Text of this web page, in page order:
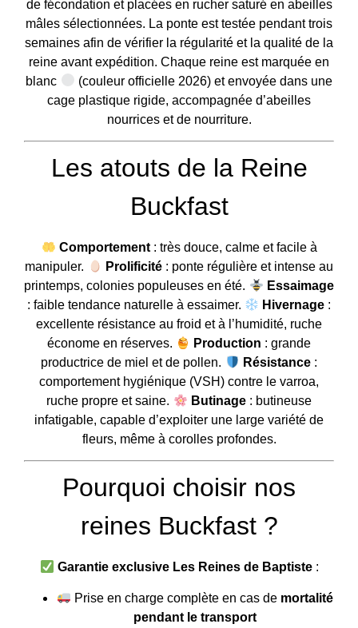
de fécondation et placées en rucher saturé en abeilles
mâles sélectionnées. La ponte est testée pendant trois
semaines afin de vérifier la régularité et la qualité de la
reine avant expédition. Chaque reine est marquée en
blanc
(couleur officielle 2026) et envoyée dans une
cage plastique rigide, accompagnée d’abeilles
nourrices et de nourriture.
Les atouts de la Reine
Buckfast
Comportement: très douce, calme et facile à
manipuler.
Prolificité: ponte régulière et intense au
printemps, colonies populeuses en été.
Essaimage
: faible tendance naturelle à essaimer.
Hivernage :
excellente résistance au froid et à l’humidité, ruche
économe en réserves.
Production : grande
productrice de miel et de pollen.
Résistance:
comportement hygiénique (VSH) contre le varroa,
ruche propre et saine.
Butinage: butineuse
infatigable, capable d’exploiter une large variété de
fleurs, même à corolles profondes.
Pourquoi choisir nos
reines Buckfast ?
Garantie exclusive Les Reines de Baptiste:
Prise en charge complète en cas de mortalité
pendant le transport